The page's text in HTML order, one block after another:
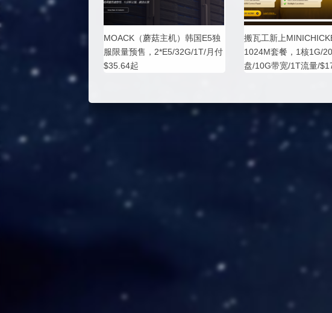
MOACK（蘑菇主机）韩国E5独
服限量预售，2*E5/32G/1T/月付
$35.64起
搬瓦工新上
1024M套餐，1核1G/
盘/10G带宽/1T流量/